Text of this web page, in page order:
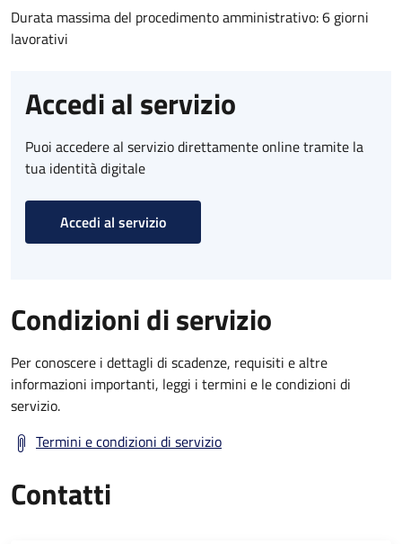
Durata massima del procedimento amministrativo: 6 giorni
lavorativi
Accedi al servizio
Puoi accedere al servizio direttamente online tramite la
tua identità digitale
Accedi al servizio
Condizioni di servizio
Per conoscere i dettagli di scadenze, requisiti e altre
informazioni importanti, leggi i termini e le condizioni di
servizio.
Termini e condizioni di servizio
Contatti